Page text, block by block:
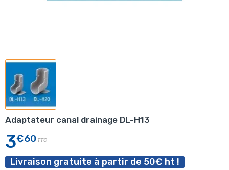
Adaptateur canal drainage DL-H13
3€60 TTC
Livraison gratuite à partir de 50€ ht !